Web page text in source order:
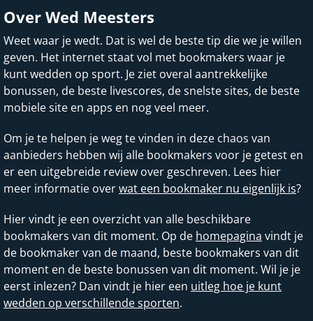
Over Wed Meesters
Weet waar je wedt. Dat is wel de beste tip die we je willen
geven. Het internet staat vol met bookmakers waar je
kunt wedden op sport. Je ziet overal aantrekkelijke
bonussen, de beste livescores, de snelste sites, de beste
mobiele site en apps en nog veel meer.
Om je te helpen je weg te vinden in deze chaos van
aanbieders hebben wij alle bookmakers voor je getest en
er een uitgebreide review over geschreven. Lees hier
meer informatie overwat een bookmaker nu eigenlijk is?
Hier vindt je een overzicht van alle beschikbare
bookmakers van dit moment. Op de homepagina vindt je
de bookmaker van de maand, beste bookmakers van dit
moment en de beste bonussen van dit moment. Wil je je
eerst inlezen? Dan vindt je hier een uitleg hoe je kunt
wedden op verschillende sporten.